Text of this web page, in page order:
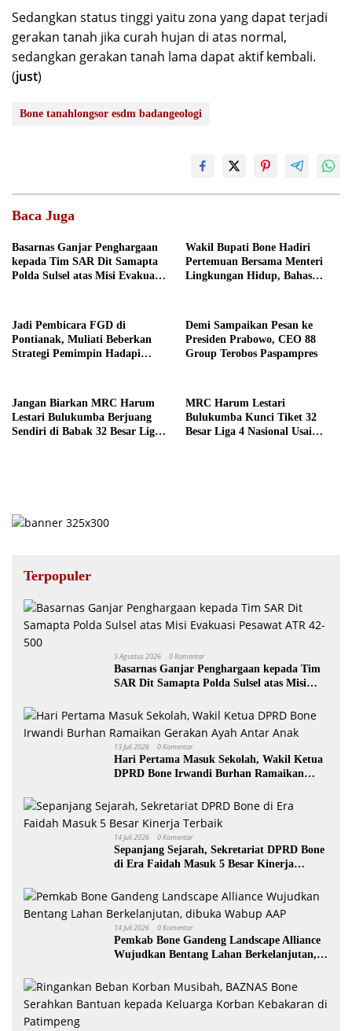
Sedangkan status tinggi yaitu zona yang dapat terjadi
gerakan tanah jika curah hujan di atas normal,
sedangkan gerakan tanah lama dapat aktif kembali.
(just)
Bone tanahlongsor esdm badangeologi
Baca Juga
Basarnas Ganjar Penghargaan
kepada Tim SAR Dit Samapta
Polda Sulsel atas Misi Evakuasi
Wakil Bupati Bone Hadiri
Pertemuan Bersama Menteri
Lingkungan Hidup, Bahas
Jadi Pembicara FGD di
Pontianak, Muliati Beberkan
Strategi Pemimpin Hadapi
Demi Sampaikan Pesan ke
Presiden Prabowo, CEO 88
Group Terobos Paspampres
Jangan Biarkan MRC Harum
Lestari Bulukumba Berjuang
Sendiri di Babak 32 Besar Liga
MRC Harum Lestari
Bulukumba Kunci Tiket 32
Besar Liga 4 Nasional Usai
Terpopuler
5 Agustus 2026 0 Komentar
Basarnas Ganjar Penghargaan kepada Tim
SAR Dit Samapta Polda Sulsel atas Misi
13 Juli 2026 0 Komentar
Hari Pertama Masuk Sekolah, Wakil Ketua
DPRD Bone Irwandi Burhan Ramaikan
14 Juli 2026 0 Komentar
Sepanjang Sejarah, Sekretariat DPRD Bone
di Era Faidah Masuk 5 Besar Kinerja
14 Juli 2026 0 Komentar
Pemkab Bone Gandeng Landscape Alliance
Wujudkan Bentang Lahan Berkelanjutan,